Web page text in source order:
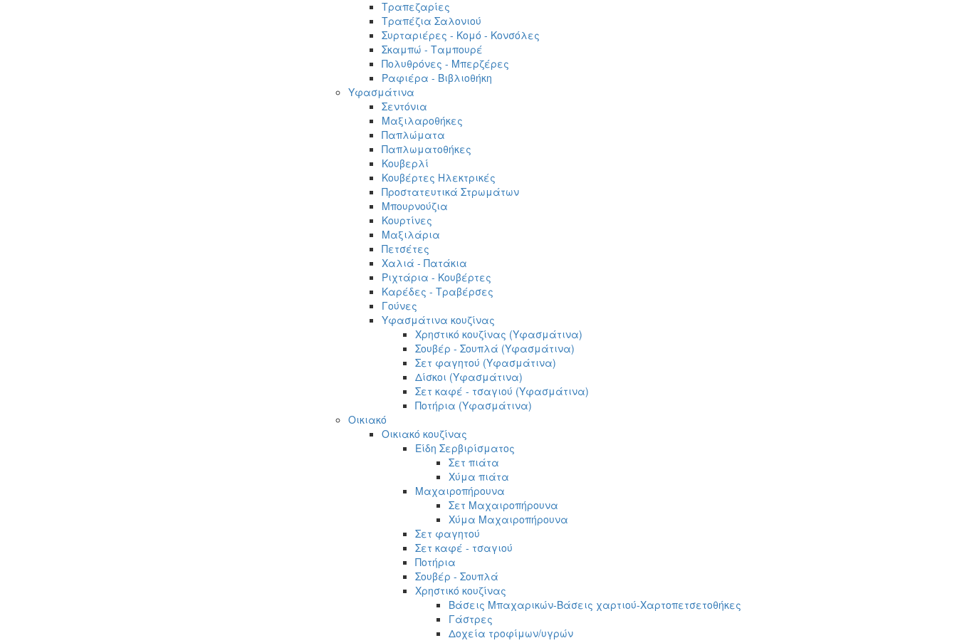
Τραπεζαρίες
Τραπέζια Σαλονιού
Συρταριέρες - Κομό - Κονσόλες
Σκαμπώ - Ταμπουρέ
Πολυθρόνες - Μπερζέρες
Ραφιέρα - Βιβλιοθήκη
Υφασμάτινα
Σεντόνια
Μαξιλαροθήκες
Παπλώματα
Παπλωματοθήκες
Κουβερλί
Κουβέρτες Ηλεκτρικές
Προστατευτικά Στρωμάτων
Μπουρνούζια
Κουρτίνες
Μαξιλάρια
Πετσέτες
Χαλιά - Πατάκια
Ριχτάρια - Κουβέρτες
Καρέδες - Τραβέρσες
Γούνες
Υφασμάτινα κουζίνας
Χρηστικό κουζίνας (Υφασμάτινα)
Σουβέρ - Σουπλά (Υφασμάτινα)
Σετ φαγητού (Υφασμάτινα)
Δίσκοι (Υφασμάτινα)
Σετ καφέ - τσαγιού (Υφασμάτινα)
Ποτήρια (Υφασμάτινα)
Οικιακό
Οικιακό κουζίνας
Είδη Σερβιρίσματος
Σετ πιάτα
Χύμα πιάτα
Μαχαιροπήρουνα
Σετ Μαχαιροπήρουνα
Χύμα Μαχαιροπήρουνα
Σετ φαγητού
Σετ καφέ - τσαγιού
Ποτήρια
Σουβέρ - Σουπλά
Χρηστικό κουζίνας
Βάσεις Μπαχαρικών-Βάσεις χαρτιού-Χαρτοπετσετοθήκες
Γάστρες
Δοχεία τροφίμων/υγρών